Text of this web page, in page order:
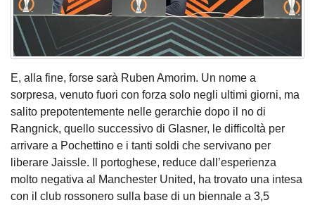
E, alla fine, forse sarà Ruben Amorim. Un nome a
sorpresa, venuto fuori con forza solo negli ultimi giorni, ma
salito prepotentemente nelle gerarchie dopo il no di
Rangnick, quello successivo di Glasner, le difficoltà per
arrivare a Pochettino e i tanti soldi che servivano per
liberare Jaissle. Il portoghese, reduce dall’esperienza
molto negativa al Manchester United, ha trovato una intesa
con il club rossonero sulla base di un biennale a 3,5